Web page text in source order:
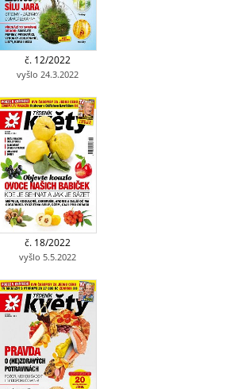
č. 12/2022
vyšlo 24.3.2022
č. 18/2022
vyšlo 5.5.2022